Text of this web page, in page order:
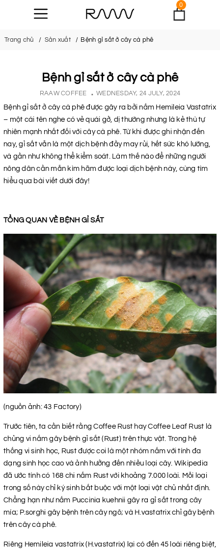
0
Trang chủ Sản xuất Bệnh gỉ sắt ở cây cà phê
Bệnh gỉ sắt ở cây cà phê
RAAW COFFEE WEDNESDAY, 24 JULY, 2024
Bệnh gỉ sắt ở cây cà phê được gây ra bởi nấm Hemileia Vastatrix
– một cái tên nghe có vẻ quái gở, dị thường nhưng là kẻ thù tự
nhiên mạnh nhất đối với cây cà phê. Từ khi được ghi nhận đến
nay, gỉ sắt vẫn là một dịch bệnh đầy may rủi, hết sức khó lường,
và gần như không thể kiểm soát. Làm thế nào để những người
nông dân cần mẫn kìm hãm được loại dịch bệnh này, cùng tìm
hiểu qua bài viết dưới đây!
TỔNG QUAN VỀ BỆNH GỈ SẮT
(nguồn ảnh: 43 Factory)
Trước tiên, ta cần biết rằng Coffee Rust hay Coffee Leaf Rust là
chủng vi nấm gây bệnh gỉ sắt (Rust) trên thực vật. Trong hệ
thống vi sinh học, Rust được coi là một nhóm nấm với tính đa
dạng sinh học cao và ảnh hưởng đến nhiều loại cây. Wikipedia
đã ước tính có 168 chi nấm Rust với khoảng 7.000 loài. Mỗi loại
trong số này chỉ ký sinh bắt buộc với một loại vật chủ nhất định.
Chẳng hạn như nấm Puccinia kuehnii gây ra gỉ sắt trong cây
mía; P.sorghi gây bệnh trên cây ngô; và H.vastatrix chỉ gây bệnh
trên cây cà phê.
Riêng Hemileia vastatrix (H.vastatrix) lại có đến 45 loài riêng biệt,